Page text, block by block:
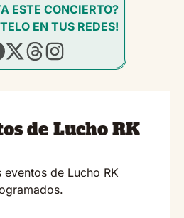
ESTE CONCIERTO?
EN TUS REDES!
de Lucho RK
de Lucho RK